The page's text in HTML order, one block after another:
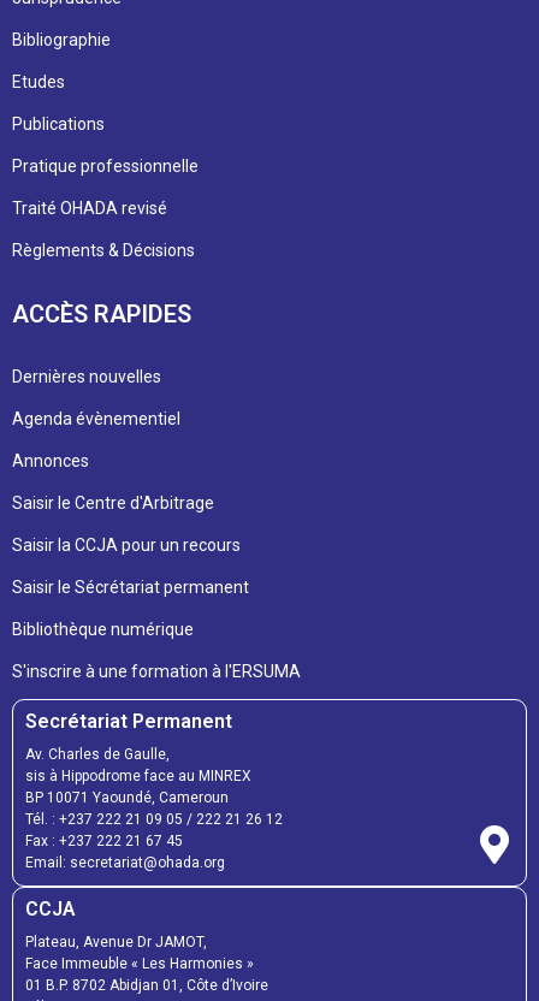
Bibliographie
Etudes
Publications
Pratique professionnelle
Traité OHADA revisé
Règlements & Décisions
ACCÈS RAPIDES
Dernières nouvelles
Agenda évènementiel
Annonces
Saisir le Centre d'Arbitrage
Saisir la CCJA pour un recours
Saisir le Sécrétariat permanent
Bibliothèque numérique
S'inscrire à une formation à l'ERSUMA
Secrétariat Permanent
Av. Charles de Gaulle,
sis à Hippodrome face au MINREX
BP 10071 Yaoundé, Cameroun
Tél. : +237 222 21 09 05 / 222 21 26 12
Fax : +237 222 21 67 45
Email: secretariat@ohada.org
CCJA
Plateau, Avenue Dr JAMOT,
Face Immeuble « Les Harmonies »
01 B.P. 8702 Abidjan 01, Côte d’Ivoire